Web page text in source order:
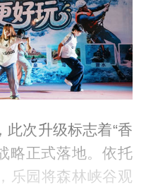
此次升级标志着“香
略正式落地。依托
乐园将森林峡谷观